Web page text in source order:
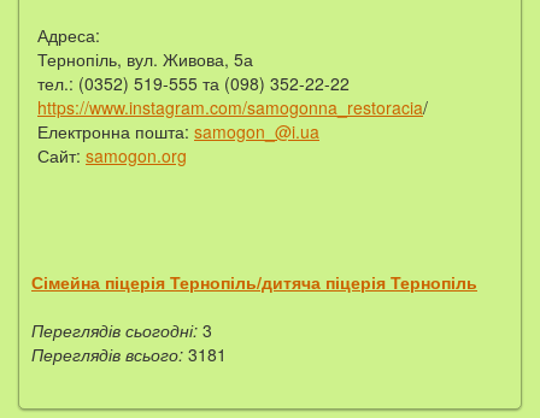
Адреса:
Тернопіль, вул. Живова, 5а
тел.: (0352) 519-555 та (098) 352-22-22
https://www.instagram.com/samogonna_restoracia/
Електронна пошта: samogon_@i.ua
Сайт: samogon.org
Сімейна піцерія Тернопіль/дитяча піцерія Тернопіль
Переглядів сьогодні: 3
Переглядів всього: 3181